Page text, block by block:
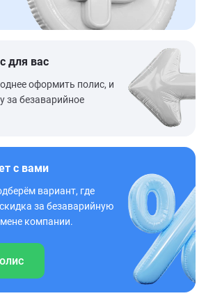
для вас
оформить полис, и
за безаварийное
с вами
вариант, где
за безаварийную
компании.